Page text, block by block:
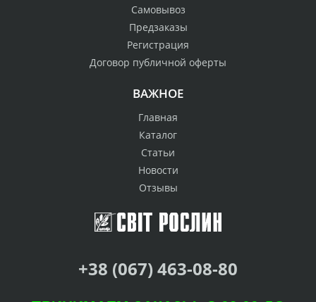
Самовывоз
Предзаказы
Регистрация
Договор публичной оферты
ВАЖНОЕ
Главная
Каталог
Статьи
Новости
Отзывы
+38 (067) 463-08-80